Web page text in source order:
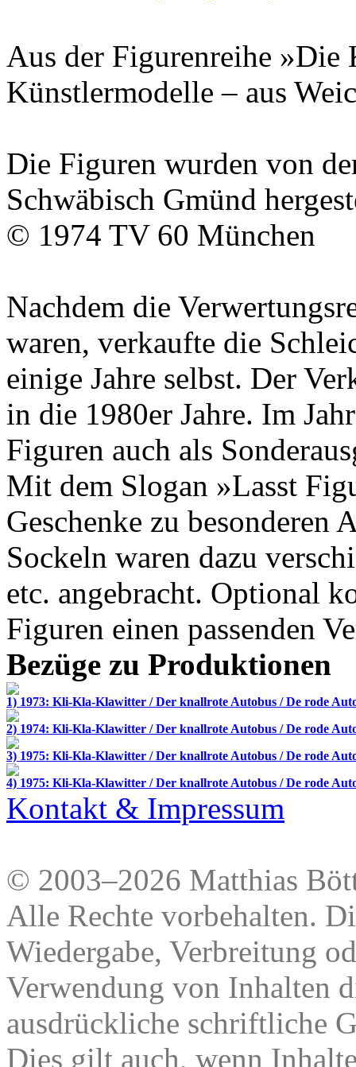
Aus der Figurenreihe
Künstlermodelle – aus
Die Figuren wurden von
Schwäbisch Gmünd
© 1974 TV 60 München
Nachdem die
waren, verkaufte die
einige Jahre selbst. Der
in die 1980er Jahre. Im
Figuren auch als
Mit dem Slogan »Lasst
Geschenke zu besonderen
Sockeln waren dazu
etc. angebracht. Optional
Figuren einen passenden
Bezüge zu Produktionen
1) 1973: Kli-Kla-Klawitter / Der knallrote Autobus / De rode
2) 1974: Kli-Kla-Klawitter / Der knallrote Autobus / De rode
3) 1975: Kli-Kla-Klawitter / Der knallrote Autobus / De rode
4) 1975: Kli-Kla-Klawitter / Der knallrote Autobus / De rode
Kontakt & Impressum
© 2003–2026 Matthias
Alle Rechte vorbehalten.
Wiedergabe, Verbreitung
Verwendung von Inhalten
ausdrückliche schriftliche
Dies gilt auch, wenn